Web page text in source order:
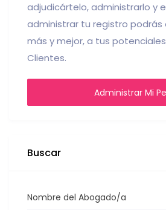
adjudicártelo, administrarlo y
administrar tu registro
más y mejor, a tus
Clientes.
Administrar Mi
Buscar
Nombre del Abogado/a